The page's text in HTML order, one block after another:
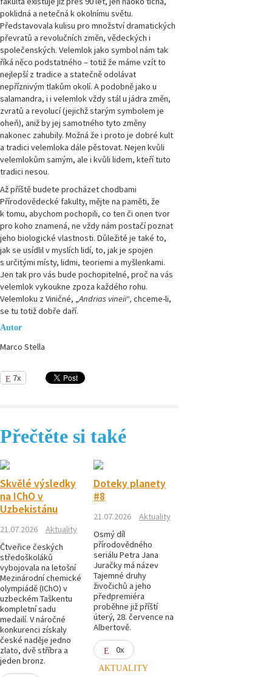
poklidná a netečná k okolnímu světu.
Představovala kulisu pro množství dramatických
převratů a revolučních změn, vědeckých i
společenských. Velemlok jako symbol nám tak
říká něco podstatného – totiž že máme vzít to
nejlepší z tradice a statečně odolávat
nepříznivým tlakům okolí. A podobně jako u
salamandra, i i velemlok vždy stál u jádra změn,
zvratů a revolucí (jejichž starým symbolem je
oheň), aniž by jej samotného tyto změny
nakonec zahubily. Možná že i proto je dobré kult
a tradici velemloka dále pěstovat. Nejen kvůli
velemlokům samým, ale i kvůli lidem, kteří tuto
tradici nesou.
Až příště budete procházet chodbami
Přírodovědecké fakulty, mějte na paměti, že
k tomu, abychom pochopili, co ten či onen tvor
pro koho znamená, ne vždy nám postačí poznat
jeho biologické vlastnosti. Důležité je také to,
jak se usídlil v myslích lidí, to, jak je spojen
s určitými místy, lidmi, teoriemi a myšlenkami.
Jen tak pro vás bude pochopitelné, proč na vás
velemlok vykoukne zpoza každého rohu.
Velemloku z Viničné, „Andrias vineii“, chceme-li,
se tu totiž dobře daří.
Autor
Marco Stella
7x
Přečtěte si také
Skvělé výsledky
na IChO v
Uzbekistánu
21.07.2026
Aktuality
Čtveřice českých
středoškoláků
vybojovala na letošní
Mezinárodní chemické
olympiádě (IChO) v
uzbeckém Taškentu
kompletní sadu
medailí. V náročné
konkurenci získaly
české naděje jedno
zlato, dvě stříbra a
jeden bronz.
Doteky planety
#8
21.07.2026
Aktuality
Osmý díl
přírodovědného
seriálu Petra Jana
Juračky má název
Tajemné druhy
živočichů a jeho
předpremiéra
proběhne již příští
úterý, 28. července na
Albertově.
0x
AKTUALITY